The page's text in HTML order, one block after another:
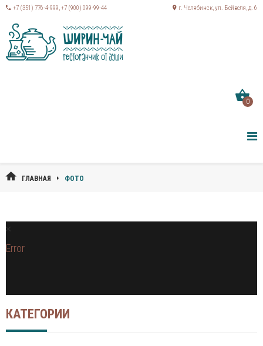
+7 (351) 776-4-999,+7 (900) 099-99-44 г. Челябинск, ул. Бейвеля, д. 6
0
ГЛАВНАЯ ФОТО
Error
КАТЕГОРИИ